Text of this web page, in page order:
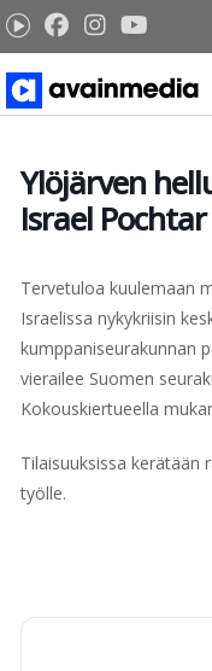
Siirry
sisältöön
Ylöjärven
Israel
Tervetuloa kuulemaan
Israelissa nykykriisin
kumppaniseurakunnan
vierailee Suomen
Kokouskiertueella
Tilaisuuksissa kerätään
työlle.